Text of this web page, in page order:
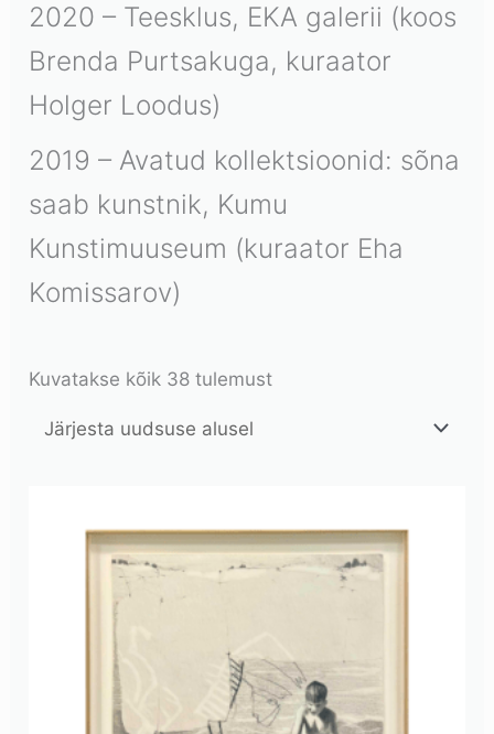
2020 – Teesklus, EKA galerii (koos
Brenda Purtsakuga, kuraator
Holger Loodus)
2019 – Avatud kollektsioonid: sõna
saab kunstnik, Kumu
Kunstimuuseum (kuraator Eha
Komissarov)
Kuvatakse kõik 38 tulemust